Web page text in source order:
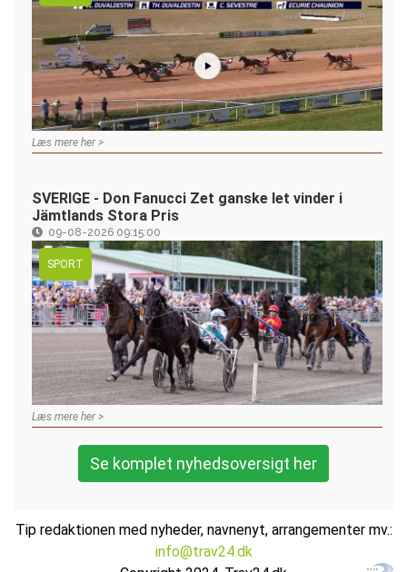
Læs mere her >
SVERIGE - Don Fanucci Zet ganske let vinder i
Jämtlands Stora Pris
09-08-2026 09:15:00
SPORT
Læs mere her >
Se komplet nyhedsoversigt her
Tip redaktionen med nyheder, navnenyt, arrangementer mv.:
info@trav24.dk